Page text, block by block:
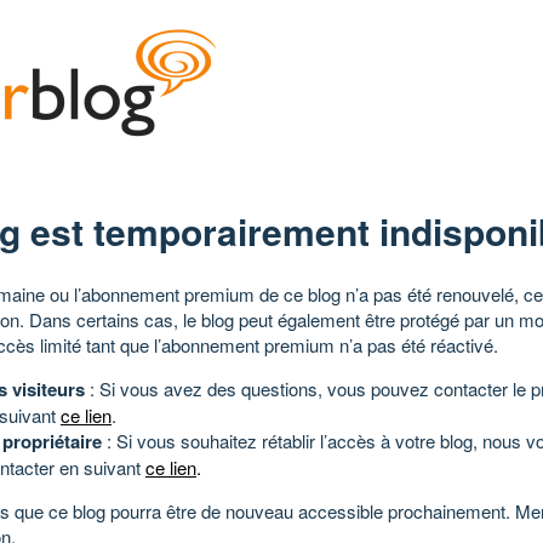
est temporairement
ou l’abonnement premium de ce blog n’a pas été renouvelé,
Dans certains cas, le blog peut également être protégé par un
limité tant que l’abonnement premium n’a pas été réactivé.
visiteurs : Si vous avez des questions, vous pouvez contacter le
ce lien.
: Si vous souhaitez rétablir l’accès à votre blog, nous
en suivantce lien.
que ce blog pourra être de nouveau accessible prochainement.